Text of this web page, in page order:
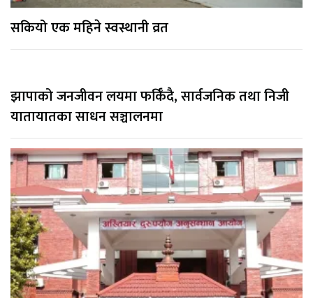
सकियो एक महिने स्वस्थानी व्रत
झापाको जनजीवन लयमा फर्किँदै, सार्वजनिक तथा निजी
यातायातका साधन सञ्चालनमा